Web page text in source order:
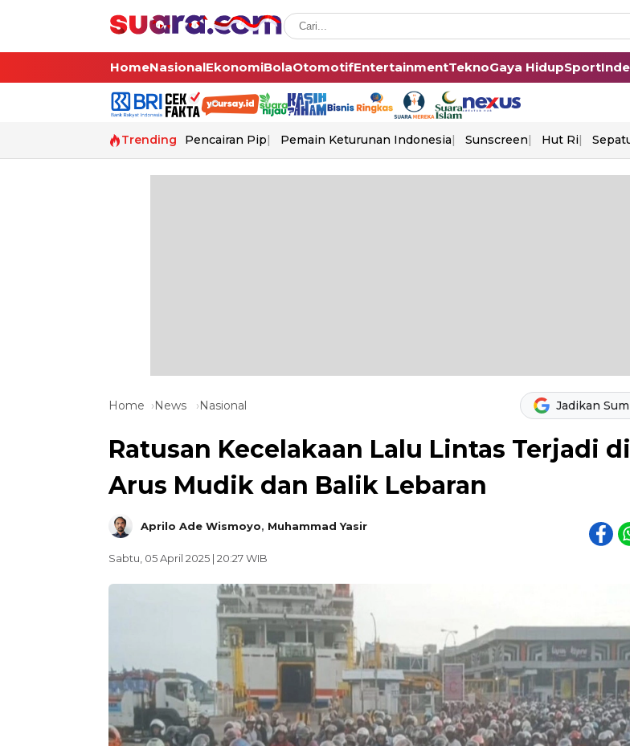
HomeNasionalEkonomiBolaOtomotifEntertainmentTeknoGaya HidupSport
Trending Pencairan Pip Pemain Keturunan Indonesia Sunscreen Hut Ri
Home News Nasional Jadikan
Ratusan Kecelakaan Lalu Lintas Terjadi
Arus Mudik dan Balik Lebaran
Aprilo Ade Wismoyo, Muhammad Yasir
Sabtu, 05 April 2025 | 20:27 WIB